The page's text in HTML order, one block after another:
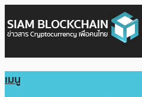
เมนู